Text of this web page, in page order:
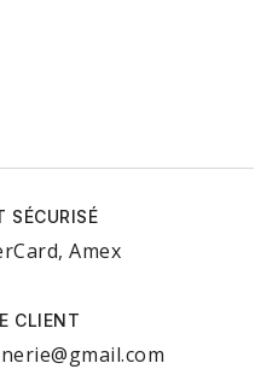
SÉCURISÉ
Amex
CLIENT